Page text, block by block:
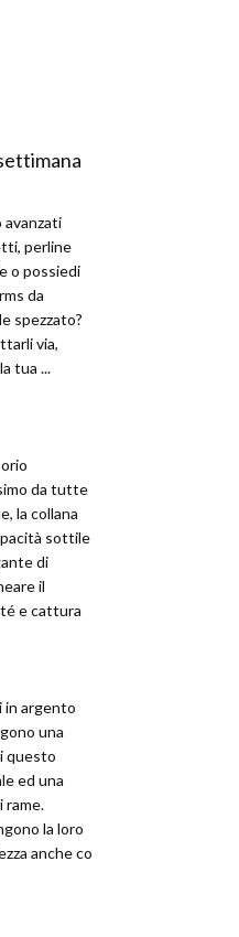
avanzati
perline
o possiedi
da
spezzato?
via,
tua ...
da tutte
la collana
sottile
di
il
e cattura
in argento
una
questo
ed una
rame.
la loro
anche co